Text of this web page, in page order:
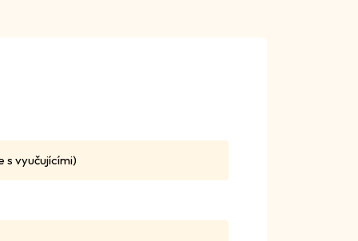
s vyučujícími)